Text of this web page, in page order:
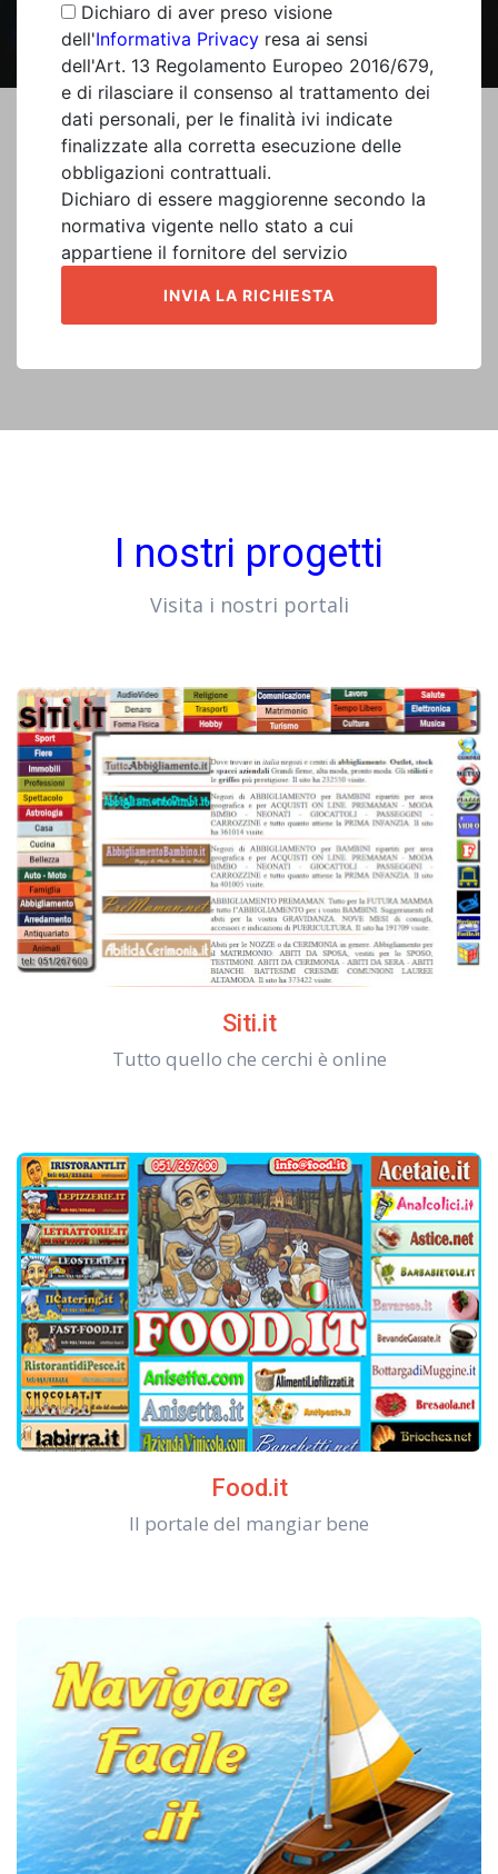
Dichiaro di aver preso visione
dell'Informativa Privacy resa ai sensi
dell'Art. 13 Regolamento Europeo 2016/679,
e di rilasciare il consenso al trattamento dei
dati personali, per le finalità ivi indicate
finalizzate alla corretta esecuzione delle
obbligazioni contrattuali.
Dichiaro di essere maggiorenne secondo la
normativa vigente nello stato a cui
appartiene il fornitore del servizio
I nostri progetti
Visita i nostri portali
Siti.it
Tutto quello che cerchi è online
Food.it
Il portale del mangiar bene